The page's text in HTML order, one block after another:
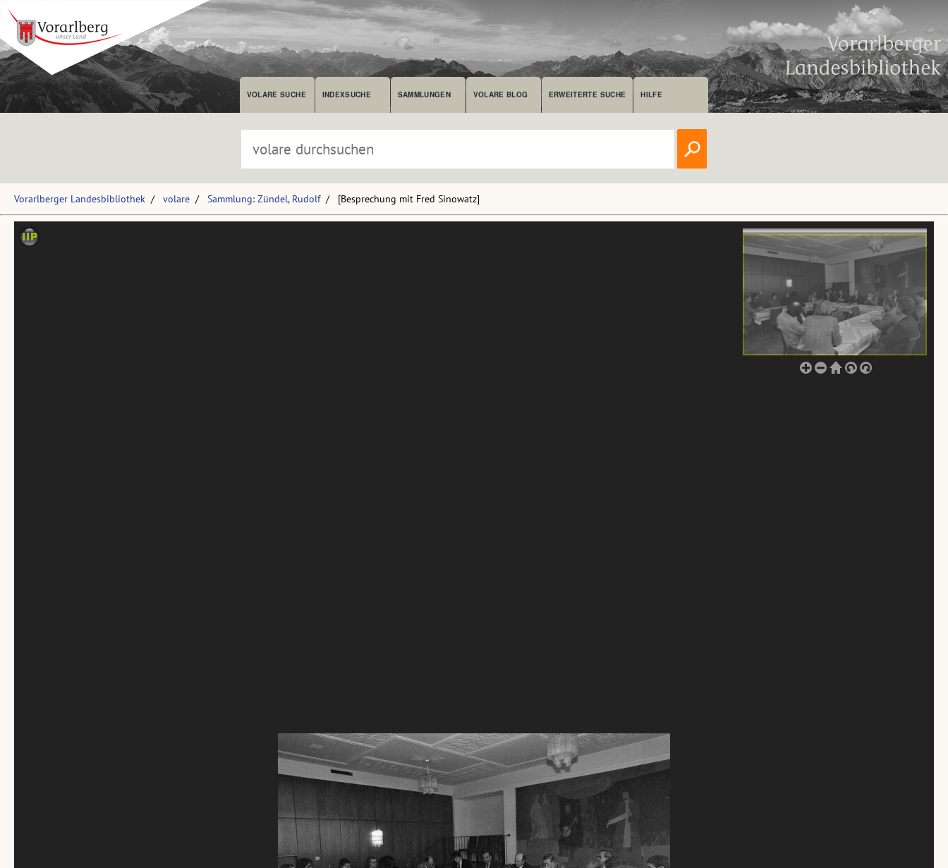
VOLARE SUCHE INDEXSUCHE SAMMLUNGEN VOLARE BLOG ERWEITERTE SUCHE HILFE
Vorarlberger Landesbibliothek volare Sammlung: Zündel, Rudolf [Besprechung mit Fred Sinowatz]